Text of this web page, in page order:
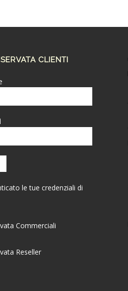
CLIENTI
le tue credenziali di
Commerciali
Reseller